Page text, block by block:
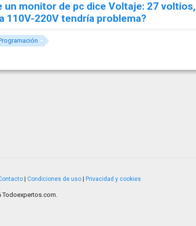
un monitor de pc dice Voltaje: 27
110V-220V tendría problema?
| Condiciones de uso | Privacidad y cookies
Todoexpertos.com.